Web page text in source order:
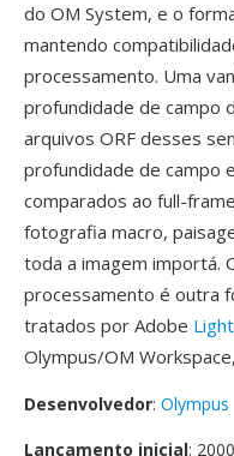
do OM System, e o
mantendo
processamento. Uma
profundidade de campo
arquivos ORF desses
profundidade de campo
comparados ao full-
fotografia macro,
toda a imagem importá.
processamento é outra
tratados por Adobe
Olympus/OM
Desenvolvedor: Olympus
Lançamento inicial: 2000